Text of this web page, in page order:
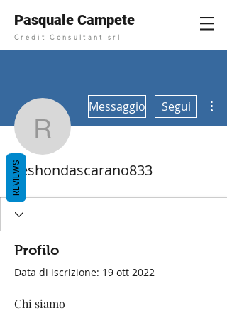
Pasquale Campete
Credit Consultant srl
Messaggio Segui
reshondascarano833
Profilo
Data di iscrizione: 19 ott 2022
Chi siamo
REVIEWS